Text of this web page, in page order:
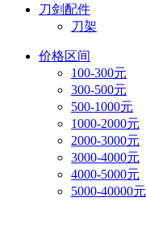
刀剑配件
刀架
价格区间
100-300元
300-500元
500-1000元
1000-2000元
2000-3000元
3000-4000元
4000-5000元
5000-40000元